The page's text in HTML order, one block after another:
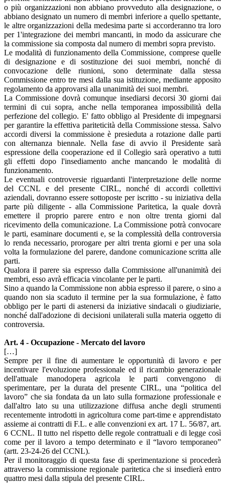
o più organizzazioni non abbiano provveduto alla designazione, o
abbiano designato un numero di membri inferiore a quello spettante,
le altre organizzazioni della medesima parte si accorderanno tra loro
per 1'integrazione dei membri mancanti, in modo da assicurare che
la commissione sia composta dal numero di membri sopra previsto.
Le modalità di funzionamento della Commissione, comprese quelle
di designazione e di sostituzione dei suoi membri, nonché di
convocazione delle riunioni, sono determinate dalla stessa
Commissione entro tre mesi dalla sua istituzione, mediante apposito
regolamento da approvarsi alla unanimità dei suoi membri.
La Commissione dovrà comunque insediarsi decorsi 30 giorni dai
termini di cui sopra, anche nella temporanea impossibilità della
perfezione del collegio. E' fatto obbligo al Presidente di impegnarsi
per garantire la effettiva pariteticità della Commissione stessa. Salvo
accordi diversi la commissione è presieduta a rotazione dalle parti
con alternanza biennale. Nella fase di avvio il Presidente sarà
espressione della cooperazione ed il Collegio sarà operativo a tutti
gli effetti dopo l'insediamento anche mancando le modalità di
funzionamento.
Le eventuali controversie riguardanti l'interpretazione delle norme
del CCNL e del presente CIRL, nonché di accordi collettivi
aziendali, dovranno essere sottoposte per iscritto - su iniziativa della
parte più diligente - alla Commissione Paritetica, la quale dovrà
emettere il proprio parere entro e non oltre trenta giorni dal
ricevimento della comunicazione. La Commissione potrà convocare
le parti, esaminare documenti e, se la complessità della controversia
lo renda necessario, prorogare per altri trenta giorni e per una sola
volta la formulazione del parere, dandone comunicazione scritta alle
parti.
Qualora il parere sia espresso dalla Commissione all'unanimità dei
membri, esso avrà efficacia vincolante per le parti.
Sino a quando la Commissione non abbia espresso il parere, o sino a
quando non sia scaduto il termine per la sua formulazione, è fatto
obbligo per le parti di astenersi da iniziative sindacali o giudiziarie,
nonché dall'adozione di decisioni unilaterali sulla materia oggetto di
controversia.
Art. 4 - Occupazione - Mercato del lavoro
[…]
Sempre per il fine di aumentare le opportunità di lavoro e per
incentivare l'evoluzione professionale ed il ricambio generazionale
dell'attuale manodopera agricola le parti convengono di
sperimentare, per la durata del presente CIRL, una “politica del
lavoro” che sia fondata da un lato sulla formazione professionale e
dall'altro lato su una utilizzazione diffusa anche degli strumenti
recentemente introdotti in agricoltura come part-time e apprendistato
assieme ai contratti di F.L. e alle convenzioni ex art. 17 L. 56/87, art.
6 CCNL. Il tutto nel rispetto delle regole contrattuali e di legge così
come per il lavoro a tempo determinato e il “lavoro temporaneo”
(artt. 23-24-26 del CCNL).
Per il monitoraggio di questa fase di sperimentazione si procederà
attraverso la commissione regionale paritetica che si insedierà entro
quattro mesi dalla stipula del presente CIRL.